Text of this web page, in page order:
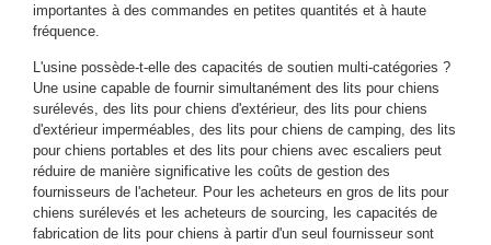
importantes à des commandes en petites quantités et à haute
fréquence.
L'usine possède-t-elle des capacités de soutien multi-catégories ?
Une usine capable de fournir simultanément des lits pour chiens
surélevés, des lits pour chiens d'extérieur, des lits pour chiens
d'extérieur imperméables, des lits pour chiens de camping, des lits
pour chiens portables et des lits pour chiens avec escaliers peut
réduire de manière significative les coûts de gestion des
fournisseurs de l'acheteur. Pour les acheteurs en gros de lits pour
chiens surélevés et les acheteurs de sourcing, les capacités de
fabrication de lits pour chiens à partir d'un seul fournisseur sont